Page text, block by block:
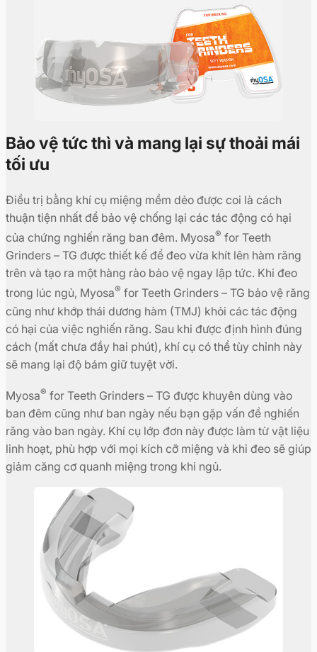
Bảo vệ tức thì và mang lại sự thoải mái
tối ưu
Điều trị bằng khí cụ miệng mềm dẻo được coi là cách
thuận tiện nhất để bảo vệ chống lại các tác động có hại
của chứng nghiến răng ban đêm. Myosa® for Teeth
Grinders – TG được thiết kế để đeo vừa khít lên hàm răng
trên và tạo ra một hàng rào bảo vệ ngay lập tức. Khi đeo
trong lúc ngủ, Myosa® for Teeth Grinders – TG bảo vệ răng
cũng như khớp thái dương hàm (TMJ) khỏi các tác động
có hại của việc nghiến răng. Sau khi được định hình đúng
cách (mất chưa đầy hai phút), khí cụ có thể tùy chỉnh này
sẽ mang lại độ bám giữ tuyệt vời.
Myosa® for Teeth Grinders – TG được khuyên dùng vào
ban đêm cũng như ban ngày nếu bạn gặp vấn đề nghiến
răng vào ban ngày. Khí cụ lớp đơn này được làm từ vật liệu
linh hoạt, phù hợp với mọi kích cỡ miệng và khi đeo sẽ giúp
giảm căng cơ quanh miệng trong khi ngủ.